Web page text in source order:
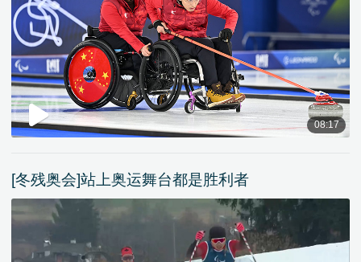
08:17
[冬残奥会]站上奥运舞台都是胜利者